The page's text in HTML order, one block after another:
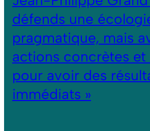
défends une
pragmatique, mais
actions concrètes et
pour avoir des
immédiats »